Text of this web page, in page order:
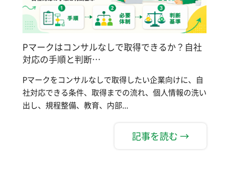
Pマークはコンサルなしで取得できるか？自社
対応の手順と判断…
Pマークをコンサルなしで取得したい企業向けに、自
社対応できる条件、取得までの流れ、個人情報の洗い
出し、規程整備、教育、内部...
記事を読む →